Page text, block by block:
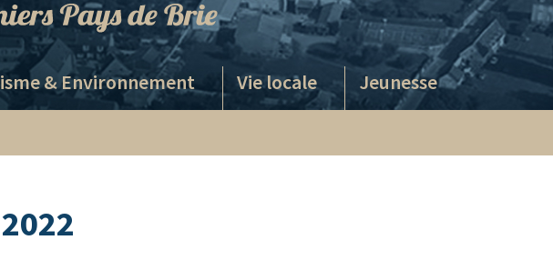
& Environnement Vie locale Jeunesse